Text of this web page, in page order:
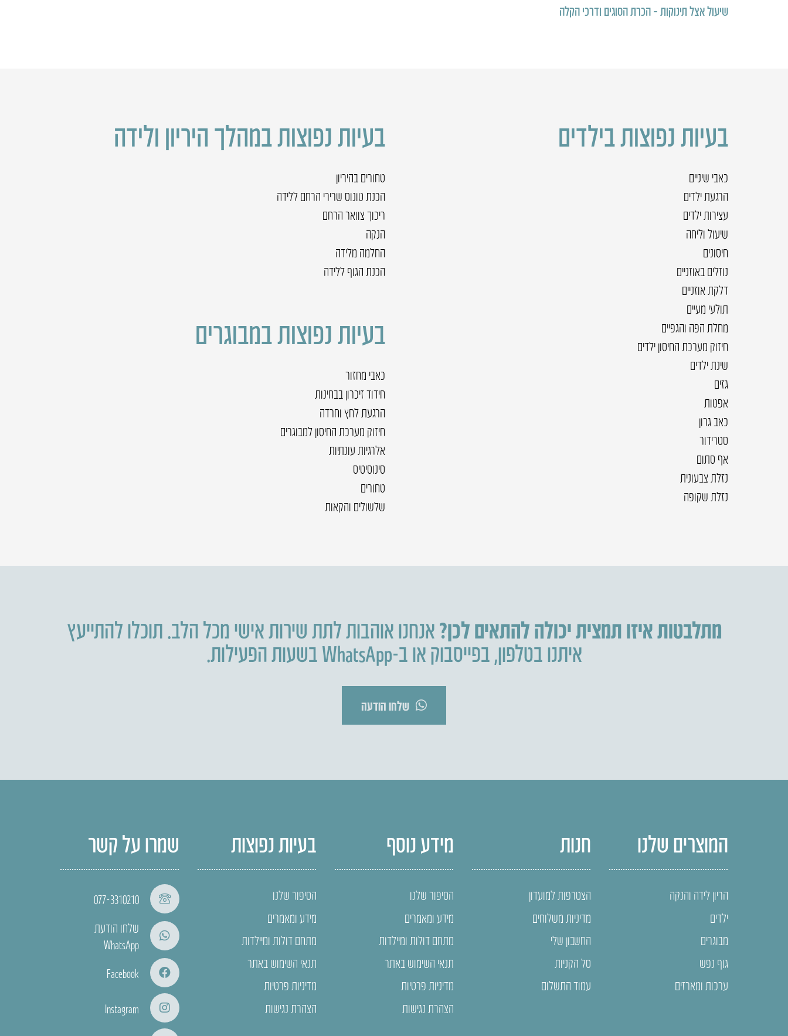
שיעול אצל תינוקות – הכרת הסוגים ודרכי הקלה
בעיות נפוצות בילדים
כאבי שיניים
הרגעת ילדים
עצירות ילדים
שיעול וליחה
חיסונים
נוזלים באוזניים
דלקת אוזניים
תולעי מעיים
מחלת הפה והגפיים
חיזוק מערכת החיסון ילדים
שינת ילדים
גזים
אפטות
כאב גרון
סטרידור
אף סתום
נזלת צבעונית
נזלת שקופה
בעיות נפוצות במהלך היריון ולידה
טחורים בהיריון
הכנת טונוס שרירי הרחם ללידה
ריכוך צוואר הרחם
הנקה
החלמה מלידה
הכנת הגוף ללידה
בעיות נפוצות במבוגרים
כאבי מחזור
חידוד זיכרון בבחינות
הרגעת לחץ וחרדה
חיזוק מערכת החיסון למבוגרים
אלרגיות עונתיות
סינוסיטיס
טחורים
שלשולים והקאות
מתלבטות איזו תמצית יכולה להתאים לכן?אנחנו אוהבות לתת שירות אישי מכל הלב. תוכלו להתייעץ
איתנו בטלפון,בפייסבוק או ב-WhatsApp בשעות הפעילות.
שלחו הודעה
המוצרים שלנו
הריון לידה והנקה
ילדים
מבוגרים
גוף נפש
ערכות ומארזים
חנות
הצטרפות למועדון
מדיניות משלוחים
החשבון שלי
סל הקניות
עמוד התשלום
מידע נוסף
הסיפור שלנו
מידע ומאמרים
מתחם דולות ומיילדות
תנאי השימוש באתר
מדיניות פרטיות
הצהרת נגישות
בעיות נפוצות
הסיפור שלנו
מידע ומאמרים
מתחם דולות ומיילדות
תנאי השימוש באתר
מדיניות פרטיות
הצהרת נגישות
שמרו על קשר
077-3310210
שלחו הודעת
WhatsApp
Facebook
Instagram